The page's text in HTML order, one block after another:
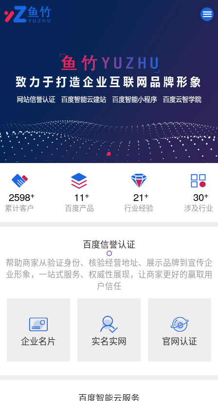
2598+
累计客户
11+
百度产品
21+
行业经验
30+
涉及行业
百度信誉认证
帮助商家从验证身份、核验经营地址、展示品牌到宣传企
业形象，一站式服务、权威性展现，让商家更好的赢取用
户信任
企业名片 实名实网 官网认证
百度智能云服务